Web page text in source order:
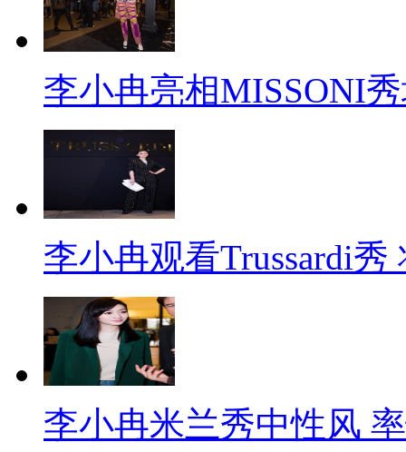
李小冉亮相MISSONI
李小冉观看Trussardi
李小冉米兰秀中性风